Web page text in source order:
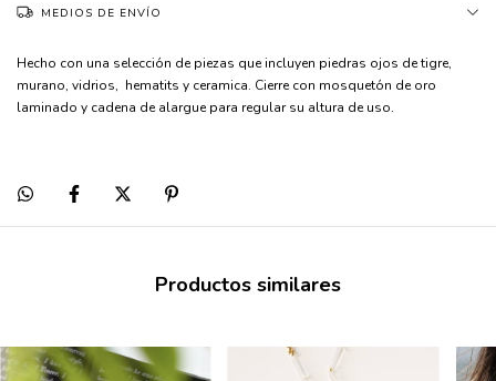
MEDIOS DE ENVÍO
Hecho con una selección de piezas que incluyen piedras ojos de tigre,
murano, vidrios, hematits y ceramica. Cierre con mosquetón de oro
laminado y cadena de alargue para regular su altura de uso.
Productos similares